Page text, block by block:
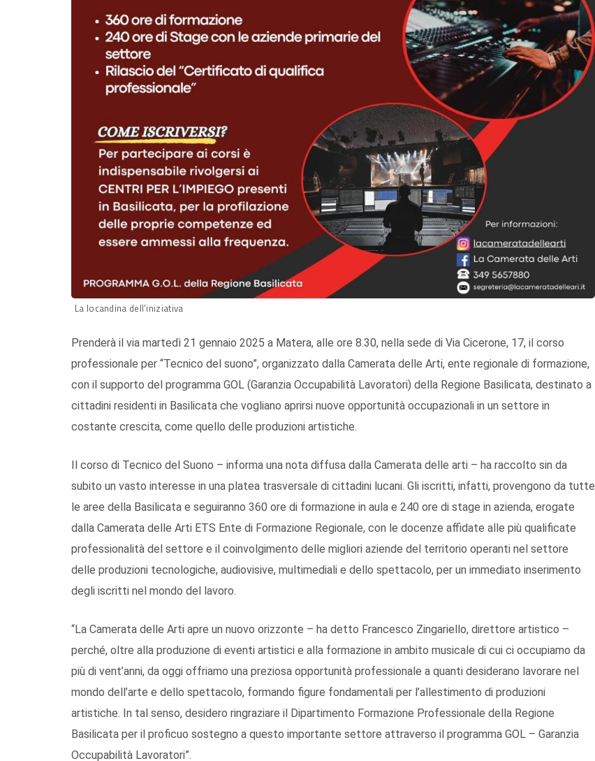
La locandina dell'iniziativa
Prenderà il via martedì 21 gennaio 2025 a Matera, alle ore 8.30, nella sede di Via Cicerone, 17, il corso
professionale per “Tecnico del suono”, organizzato dalla Camerata delle Arti, ente regionale di formazione,
con il supporto del programma GOL (Garanzia Occupabilità Lavoratori) della Regione Basilicata, destinato a
cittadini residenti in Basilicata che vogliano aprirsi nuove opportunità occupazionali in un settore in
costante crescita, come quello delle produzioni artistiche.
Il corso di Tecnico del Suono – informa una nota diffusa dalla Camerata delle arti – ha raccolto sin da
subito un vasto interesse in una platea trasversale di cittadini lucani. Gli iscritti, infatti, provengono da tutte
le aree della Basilicata e seguiranno 360 ore di formazione in aula e 240 ore di stage in azienda, erogate
dalla Camerata delle Arti ETS Ente di Formazione Regionale, con le docenze affidate alle più qualificate
professionalità del settore e il coinvolgimento delle migliori aziende del territorio operanti nel settore
delle produzioni tecnologiche, audiovisive, multimediali e dello spettacolo, per un immediato inserimento
degli iscritti nel mondo del lavoro.
“La Camerata delle Arti apre un nuovo orizzonte – ha detto Francesco Zingariello, direttore artistico –
perché, oltre alla produzione di eventi artistici e alla formazione in ambito musicale di cui ci occupiamo da
più di vent’anni, da oggi offriamo una preziosa opportunità professionale a quanti desiderano lavorare nel
mondo dell’arte e dello spettacolo, formando figure fondamentali per l’allestimento di produzioni
artistiche. In tal senso, desidero ringraziare il Dipartimento Formazione Professionale della Regione
Basilicata per il proficuo sostegno a questo importante settore attraverso il programma GOL – Garanzia
Occupabilità Lavoratori”.